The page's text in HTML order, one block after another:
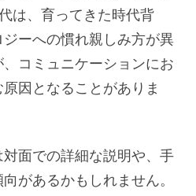
は、育ってきた時代背
ーへの慣れ親しみ方が異
コミュニケーションにお
因となることがありま
面での詳細な説明や、手
があるかもしれません。